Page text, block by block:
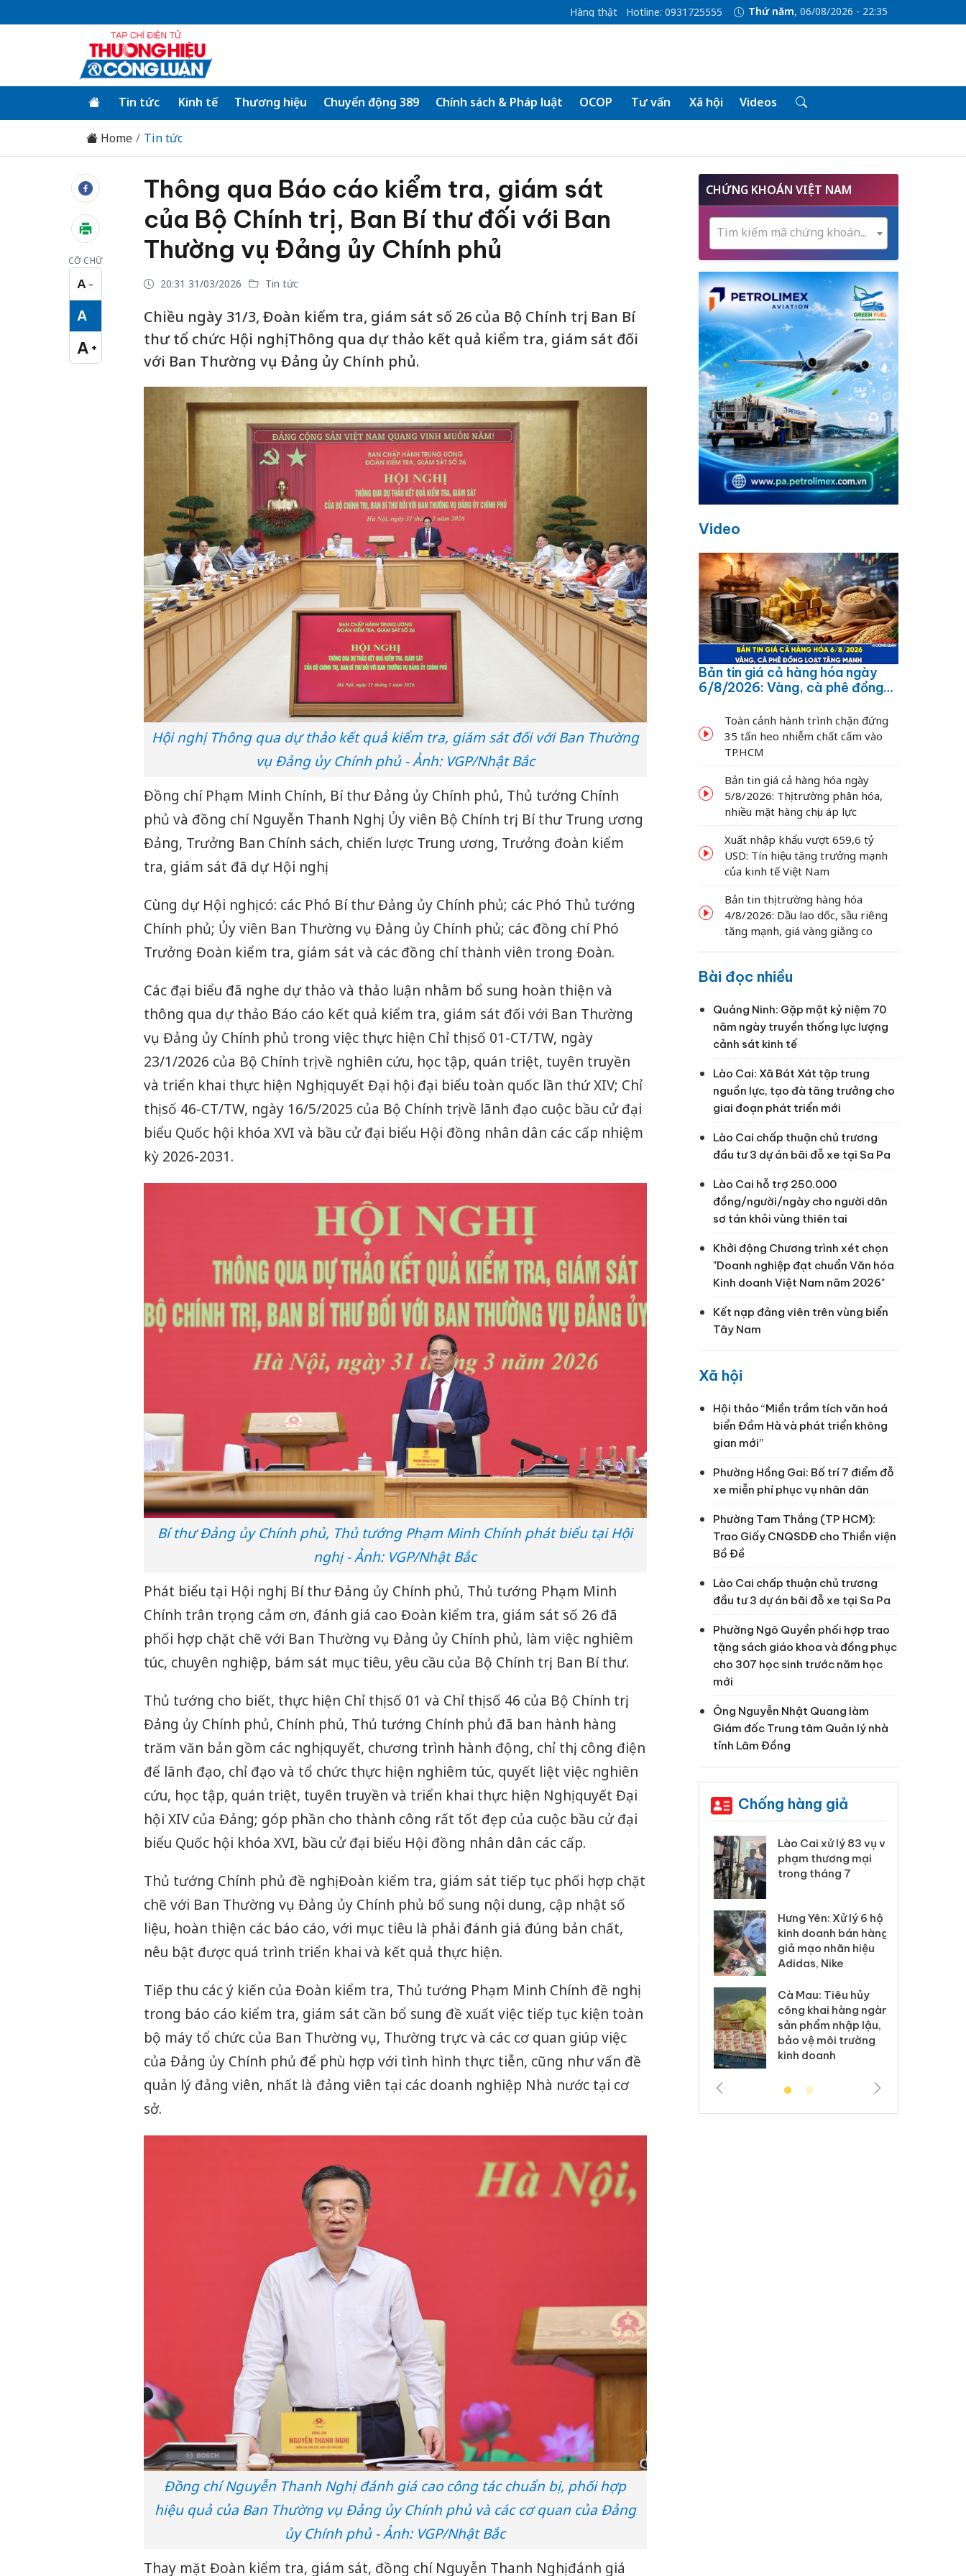
Hàng thật Hotline: 0931725555 Thứ năm, 06/08/2026 - 22:35
Tin tức Kinh tế Thương hiệu Chuyển động 389 Chính sách & Pháp luật OCOP Tư vấn Xã hội Videos
Home Tin tức
CỠ CHỮ
A −
Cỡ chữ nhỏ
A
Cỡ chữ vừa
A +
Cỡ chữ lớn
Thông qua Báo cáo kiểm tra, giám sát
của Bộ Chính trị, Ban Bí thư đối với Ban
Thường vụ Đảng ủy Chính phủ
20:31 31/03/2026 Tin tức
Chiều ngày 31/3, Đoàn kiểm tra, giám sát số 26 của Bộ Chính trị, Ban Bí
thư tổ chức Hội nghị Thông qua dự thảo kết quả kiểm tra, giám sát đối
với Ban Thường vụ Đảng ủy Chính phủ.
Hội nghị Thông qua dự thảo kết quả kiểm tra, giám sát đối với Ban Thường
vụ Đảng ủy Chính phủ - Ảnh: VGP/Nhật Bắc
Đồng chí Phạm Minh Chính, Bí thư Đảng ủy Chính phủ, Thủ tướng Chính
phủ và đồng chí Nguyễn Thanh Nghị, Ủy viên Bộ Chính trị, Bí thư Trung ương
Đảng, Trưởng Ban Chính sách, chiến lược Trung ương, Trưởng đoàn kiểm
tra, giám sát đã dự Hội nghị.
Cùng dự Hội nghị có: các Phó Bí thư Đảng ủy Chính phủ; các Phó Thủ tướng
Chính phủ; Ủy viên Ban Thường vụ Đảng ủy Chính phủ; các đồng chí Phó
Trưởng Đoàn kiểm tra, giám sát và các đồng chí thành viên trong Đoàn.
Các đại biểu đã nghe dự thảo và thảo luận nhằm bổ sung hoàn thiện và
thông qua dự thảo Báo cáo kết quả kiểm tra, giám sát đối với Ban Thường
vụ Đảng ủy Chính phủ trong việc thực hiện Chỉ thị số 01-CT/TW, ngày
23/1/2026 của Bộ Chính trị về nghiên cứu, học tập, quán triệt, tuyên truyền
và triển khai thực hiện Nghị quyết Đại hội đại biểu toàn quốc lần thứ XIV; Chỉ
thị số 46-CT/TW, ngày 16/5/2025 của Bộ Chính trị về lãnh đạo cuộc bầu cử đại
biểu Quốc hội khóa XVI và bầu cử đại biểu Hội đồng nhân dân các cấp nhiệm
kỳ 2026-2031.
Bí thư Đảng ủy Chính phủ, Thủ tướng Phạm Minh Chính phát biểu tại Hội
nghị - Ảnh: VGP/Nhật Bắc
Phát biểu tại Hội nghị, Bí thư Đảng ủy Chính phủ, Thủ tướng Phạm Minh
Chính trân trọng cảm ơn, đánh giá cao Đoàn kiểm tra, giám sát số 26 đã
phối hợp chặt chẽ với Ban Thường vụ Đảng ủy Chính phủ, làm việc nghiêm
túc, chuyên nghiệp, bám sát mục tiêu, yêu cầu của Bộ Chính trị, Ban Bí thư.
Thủ tướng cho biết, thực hiện Chỉ thị số 01 và Chỉ thị số 46 của Bộ Chính trị,
Đảng ủy Chính phủ, Chính phủ, Thủ tướng Chính phủ đã ban hành hàng
trăm văn bản gồm các nghị quyết, chương trình hành động, chỉ thị, công điện
để lãnh đạo, chỉ đạo và tổ chức thực hiện nghiêm túc, quyết liệt việc nghiên
cứu, học tập, quán triệt, tuyên truyền và triển khai thực hiện Nghị quyết Đại
hội XIV của Đảng; góp phần cho thành công rất tốt đẹp của cuộc bầu cử đại
biểu Quốc hội khóa XVI, bầu cử đại biểu Hội đồng nhân dân các cấp.
Thủ tướng Chính phủ đề nghị Đoàn kiểm tra, giám sát tiếp tục phối hợp chặt
chẽ với Ban Thường vụ Đảng ủy Chính phủ bổ sung nội dung, cập nhật số
liệu, hoàn thiện các báo cáo, với mục tiêu là phải đánh giá đúng bản chất,
nêu bật được quá trình triển khai và kết quả thực hiện.
Tiếp thu các ý kiến của Đoàn kiểm tra, Thủ tướng Phạm Minh Chính đề nghị
trong báo cáo kiểm tra, giám sát cần bổ sung đề xuất việc tiếp tục kiện toàn
bộ máy tổ chức của Ban Thường vụ, Thường trực và các cơ quan giúp việc
của Đảng ủy Chính phủ để phù hợp với tình hình thực tiễn, cũng như vấn đề
quản lý đảng viên, nhất là đảng viên tại các doanh nghiệp Nhà nước tại cơ
sở.
Đồng chí Nguyễn Thanh Nghị đánh giá cao công tác chuẩn bị, phối hợp
hiệu quả của Ban Thường vụ Đảng ủy Chính phủ và các cơ quan của Đảng
ủy Chính phủ - Ảnh: VGP/Nhật Bắc
Thay mặt Đoàn kiểm tra, giám sát, đồng chí Nguyễn Thanh Nghị đánh giá
CHỨNG KHOÁN VIỆT NAM
Tìm kiếm mã chứng khoán...
Video
Bản tin giá cả hàng hóa ngày
6/8/2026: Vàng, cà phê đồng
Toàn cảnh hành trình chặn đứng
35 tấn heo nhiễm chất cấm vào
TP.HCM
Bản tin giá cả hàng hóa ngày
5/8/2026: Thị trường phân hóa,
nhiều mặt hàng chịu áp lực
Xuất nhập khẩu vượt 659,6 tỷ
USD: Tín hiệu tăng trưởng mạnh
của kinh tế Việt Nam
Bản tin thị trường hàng hóa
4/8/2026: Dầu lao dốc, sầu riêng
tăng mạnh, giá vàng giằng co
Bài đọc nhiều
Quảng Ninh: Gặp mặt kỷ niệm 70
năm ngày truyền thống lực lượng
cảnh sát kinh tế
Lào Cai: Xã Bát Xát tập trung
nguồn lực, tạo đà tăng trưởng cho
giai đoạn phát triển mới
Lào Cai chấp thuận chủ trương
đầu tư 3 dự án bãi đỗ xe tại Sa Pa
Lào Cai hỗ trợ 250.000
đồng/người/ngày cho người dân
sơ tán khỏi vùng thiên tai
Khởi động Chương trình xét chọn
"Doanh nghiệp đạt chuẩn Văn hóa
Kinh doanh Việt Nam năm 2026"
Kết nạp đảng viên trên vùng biển
Tây Nam
Xã hội
Hội thảo “Miền trầm tích văn hoá
biển Đầm Hà và phát triển không
gian mới”
Phường Hồng Gai: Bố trí 7 điểm đỗ
xe miễn phí phục vụ nhân dân
Phường Tam Thắng (TP HCM):
Trao Giấy CNQSDĐ cho Thiền viện
Bồ Đề
Lào Cai chấp thuận chủ trương
đầu tư 3 dự án bãi đỗ xe tại Sa Pa
Phường Ngô Quyền phối hợp trao
tặng sách giáo khoa và đồng phục
cho 307 học sinh trước năm học
mới
Ông Nguyễn Nhật Quang làm
Giám đốc Trung tâm Quản lý nhà
tỉnh Lâm Đồng
Chống hàng giả
án sản xuất, buôn
bán yến sào giả
Thanh Hóa: Tìm bị
hại trong vụ án buôn
An Giang: Đối tượng
chủ mưu đường dây
Quốc ra đầu thú
Lào Cai xử lý 83 vụ vi
phạm thương mại
trong tháng 7
Hưng Yên: Xử lý 6 hộ
kinh doanh bán hàng
giả mạo nhãn hiệu
Adidas, Nike
Cà Mau: Tiêu hủy
công khai hàng ngàn
sản phẩm nhập lậu,
bảo vệ môi trường
kinh doanh